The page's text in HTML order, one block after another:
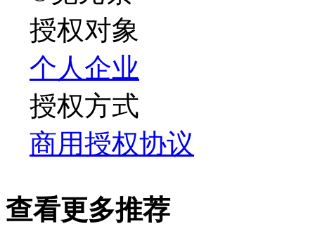
授权对象
个人企业
授权方式
商用授权协议
查看更多推荐